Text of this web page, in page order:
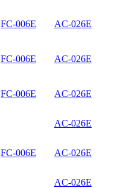
FC-006E AC-026E
FC-006E AC-026E
FC-006E AC-026E
AC-026E
FC-006E AC-026E
AC-026E